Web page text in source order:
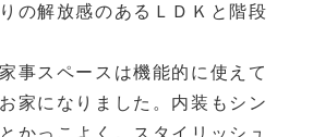
の解放感のあるＬＤＫと階段
事スペースは機能的に使えて
家になりました。内装もシン
かっこよく。スタイリッシュ